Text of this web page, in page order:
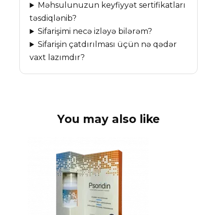
Məhsulunuzun keyfiyyət sertifikatları
təsdiqlənib?
Sifarişimi necə izləyə bilərəm?
Sifarişin çatdırılması üçün nə qədər
vaxt lazımdır?
You may also like